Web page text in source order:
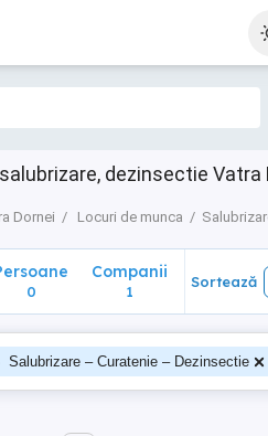
dezinsectie Vatra
Dornei Locuri de munca
0
Companii
1
Sortează
Salubrizare – Curatenie – Dezinsectie